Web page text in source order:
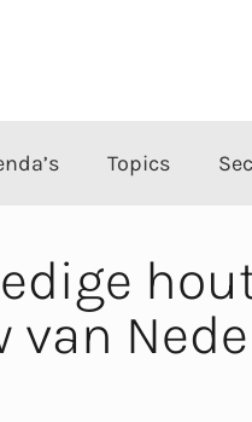
Topics
van